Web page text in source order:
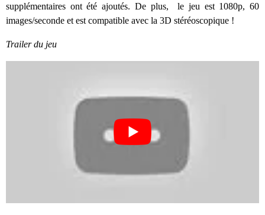
supplémentaires ont été ajoutés. De plus, le jeu est 1080p, 60
images/seconde et est compatible avec la 3D stéréoscopique !
Trailer du jeu